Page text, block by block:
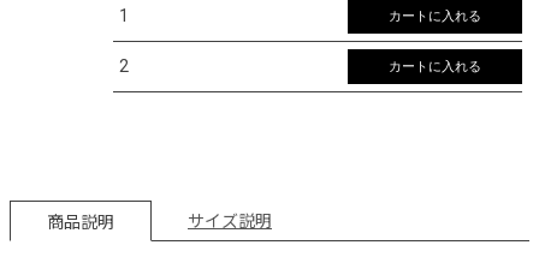
1 カートに入れる
2 カートに入れる
商品説明 サイズ説明